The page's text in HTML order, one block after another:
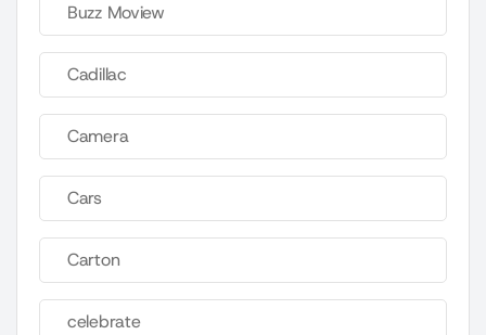
Buzz Moview
Cadillac
Camera
Cars
Carton
celebrate